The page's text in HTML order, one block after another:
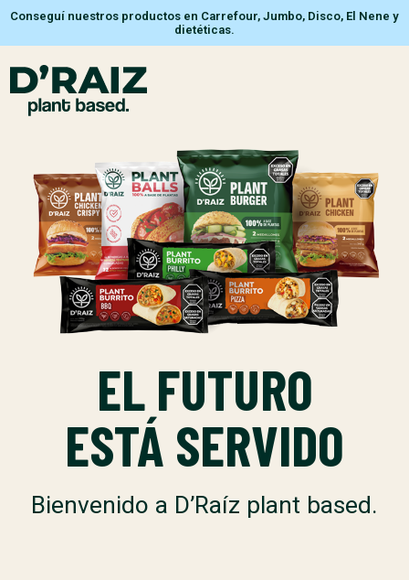
Conseguí nuestros productos en Carrefour, Jumbo, Disco, El Nene y
dietéticas.
EL FUTURO
ESTÁ SERVIDO
Bienvenido a D’Raíz plant based.